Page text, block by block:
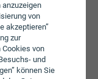
von
akzeptieren”
zur
von
und
können Sie
14.0